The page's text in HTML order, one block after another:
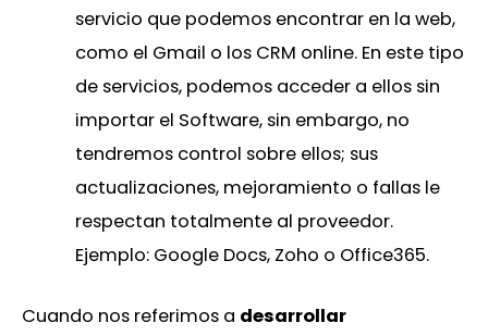
servicio que podemos encontrar en la web,
como el Gmail o los CRM online. En este tipo
de servicios, podemos acceder a ellos sin
importar el Software, sin embargo, no
tendremos control sobre ellos; sus
actualizaciones, mejoramiento o fallas le
respectan totalmente al proveedor.
Ejemplo: Google Docs, Zoho o Office365.
Cuando nos referimos a desarrollar